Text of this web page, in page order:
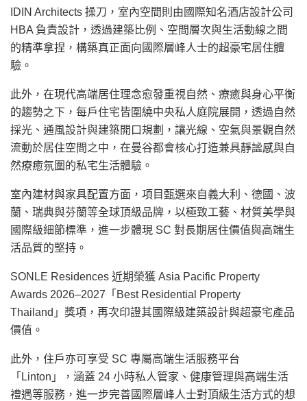
IDIN Architects 操刀，室內空間則由國際知名酒店設計公司
HBA 負責設計，透過建築比例、空間層次與生活動線之間
的精準拿捏，構築真正面向國際層峰人士的超豪宅居住體
驗。
此外，在現代高端居住理念愈發重視自然、療癒與身心平衡
的趨勢之下，每戶住宅皆圍繞中央私人庭院展開，透過自然
採光、通風設計與建築開口規劃，讓光線、空氣與景觀自然
流動於居住空間之中，在曼谷都會核心打造兼具靜謐感與自
然療癒氛圍的私宅生活體驗。
室內建材與家具配置方面，項目甄選來自義大利、德國、波
蘭、瑞典與芬蘭等全球頂級品牌，以極致工藝、材質美學與
國際級細節標準，進一步體現 SC 對長期居住價值與高端生
活品質的堅持。
SONLE Residences 近期榮獲 Asia Pacific Property
Awards 2026–2027「Best Residential Property
Thailand」獎項，再次印證其國際級建築設計與超豪宅產品
價值。
此外，住戶亦可享受 SC 專屬高端生活服務平台
「Linton」，涵蓋 24 小時私人管家、健康管理與高端生活
禮遇等服務，進一步完善國際層峰人士對頂級生活方式的想